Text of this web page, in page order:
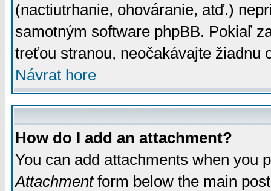
(nactiutrhanie, ohováranie, atď.)
samotným software phpBB. Pokiaľ
treťou stranou, neočakávajte žiadnu
Návrat hore
How do I add an attachment?
You can add attachments when you
Attachmentform below the main